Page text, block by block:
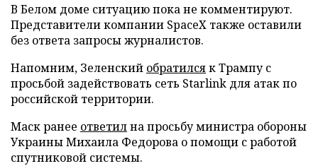
В Белом доме ситуацию пока не комментируют.
Представители компании SpaceX также оставили
без ответа запросы журналистов.
Напомним, Зеленский обратилсяк Трампу с
просьбой задействовать сеть Starlink для атак по
российской территории.
Маск ранее ответилна просьбу министра обороны
Украины Михаила Федорова о помощи с работой
спутниковой системы.